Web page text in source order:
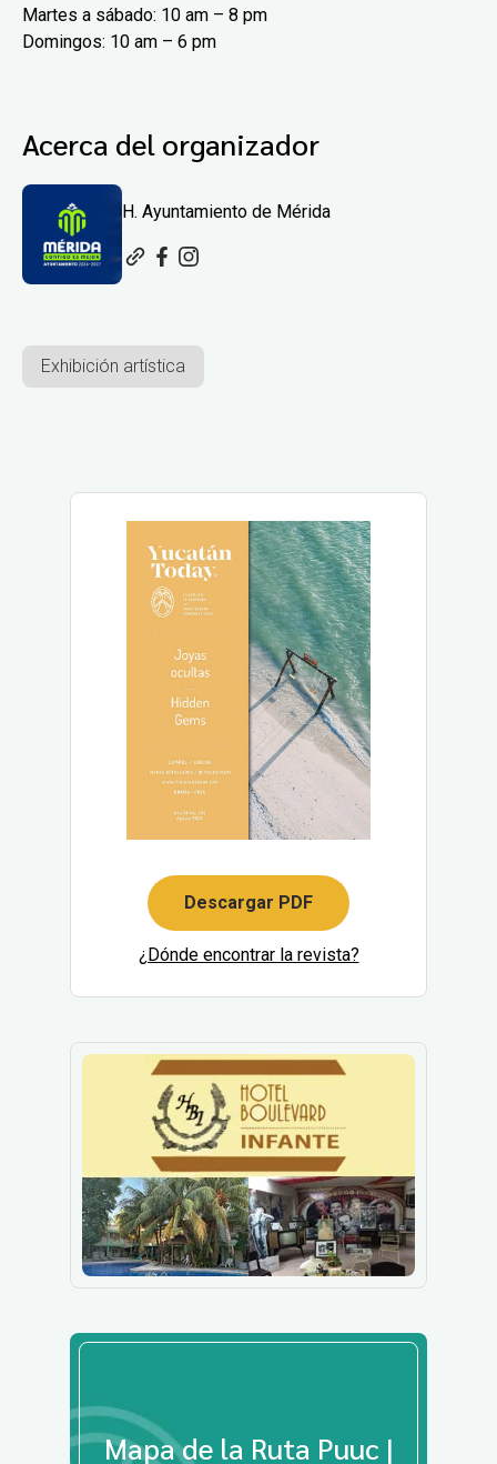
Martes a sábado: 10 am – 8 pm
Domingos: 10 am – 6 pm
Acerca del organizador
H. Ayuntamiento de Mérida
Exhibición artística
Descargar PDF
¿Dónde encontrar la revista?
Mapa de la Ruta Puuc |